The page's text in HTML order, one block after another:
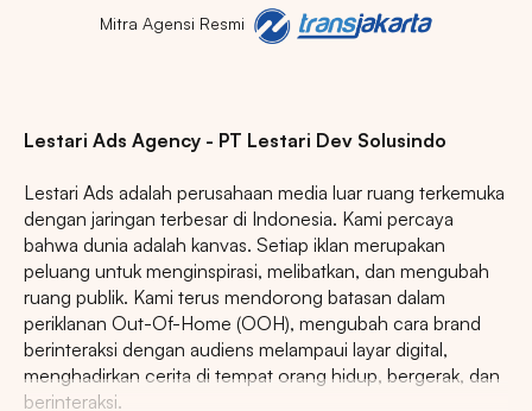
Mitra Agensi Resmi
Lestari Ads Agency - PT Lestari Dev Solusindo
Lestari Ads adalah perusahaan media luar ruang terkemuka
dengan jaringan terbesar di Indonesia. Kami percaya
bahwa dunia adalah kanvas. Setiap iklan merupakan
peluang untuk menginspirasi, melibatkan, dan mengubah
ruang publik. Kami terus mendorong batasan dalam
periklanan Out-Of-Home (OOH), mengubah cara brand
berinteraksi dengan audiens melampaui layar digital,
menghadirkan cerita di tempat orang hidup, bergerak, dan
berinteraksi.